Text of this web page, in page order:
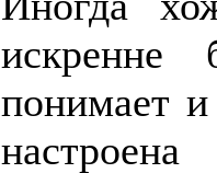
искренне
понимает